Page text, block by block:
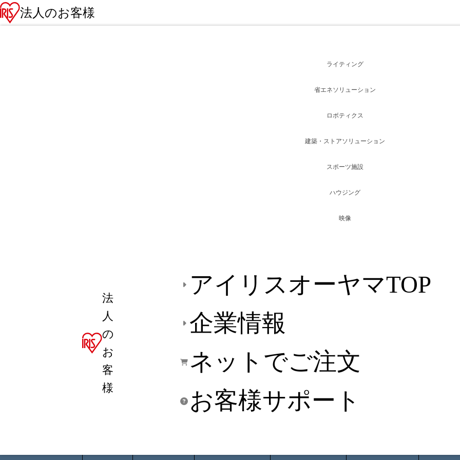
法人のお客様
法
人
の
お
客
様
アイリスオーヤマTOP
企業情報
ネットでご注文
お客様サポート
ライティング
省エネソリューション
ロボティクス
建築・ストアソリューション
スポーツ施設
ハウジング
映像